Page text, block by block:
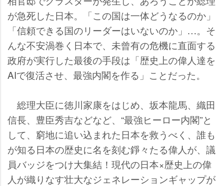
が急死した日本。「この国は一体どうなるのか」
「信頼できる国のリーダーはいないのか」…。そ
んな不安渦巻く日本で、未曾有の危機に直面する
政府が実行した最後の手段は「歴史上の偉人達を
AIで復活させ、最強内閣を作る」ことだった。
総理大臣に徳川家康をはじめ、坂本龍馬、織田
信長、豊臣秀吉などなど、“最強ヒーロー内閣”と
して、窮地に追い込まれた日本を救うべく、誰も
が知る日本の歴史に名を刻む錚々たる偉人が、議
員バッジをつけ大集結！現代の日本×歴史上の偉
人が織りなす壮大なジェネレーションギャップが